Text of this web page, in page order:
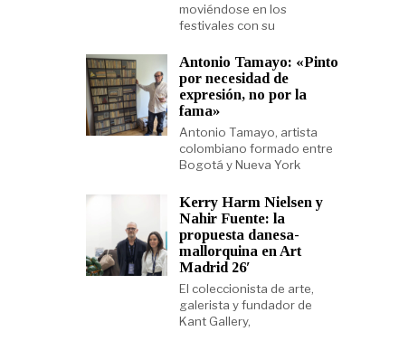
moviéndose en los
festivales con su
Antonio Tamayo: «Pinto
por necesidad de
expresión, no por la
fama»
Antonio Tamayo, artista
colombiano formado entre
Bogotá y Nueva York
Kerry Harm Nielsen y
Nahir Fuente: la
propuesta danesa-
mallorquina en Art
Madrid 26′
El coleccionista de arte,
galerista y fundador de
Kant Gallery,